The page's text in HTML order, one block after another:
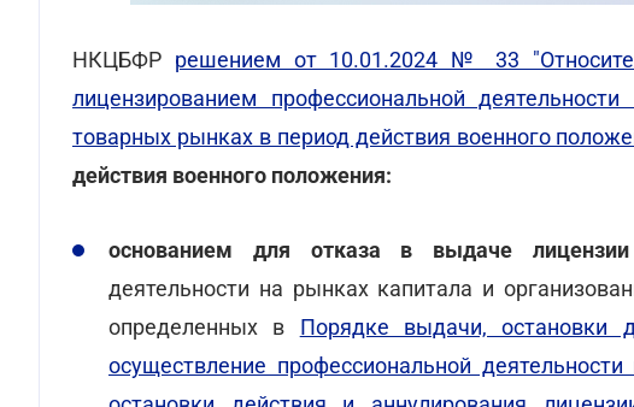
НКЦБФР решением от 10.01.2024 № 33
лицензированием профессиональной
товарных рынках в период действия военного
действия военного положения:
основанием для отказа в выдаче лицензии
деятельности на рынках капитала и
определенных в Порядке выдачи, остановки
осуществление профессиональной